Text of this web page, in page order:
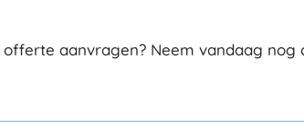
aanvragen? Neem vandaag